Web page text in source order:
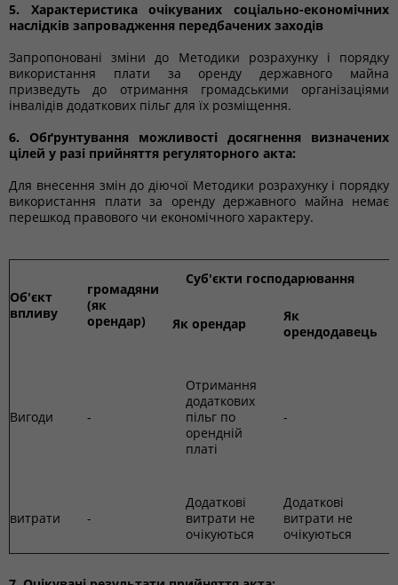
5. Характеристика очікуваних соціально-економічних
наслідків запровадження передбачених заходів
Запропоновані зміни до Методики розрахунку і порядку
використання плати за оренду державного майна
призведуть до отримання громадськими організаціями
інвалідів додаткових пільг для їх розміщення.
6. Обґрунтування можливості досягнення визначених
цілей у разі прийняття регуляторного акта:
Для внесення змін до діючої Методики розрахунку і порядку
використання плати за оренду державного майна немає
перешкод правового чи економічного характеру.
Об'єкт
впливу
громадяни
(як
орендар)
Суб'єкти господарювання
Як орендар
Як
орендодавець
Вигоди -
Отримання
додаткових
пільг по
орендній
платі
-
витрати -
Додаткові
витрати не
очікуються
Додаткові
витрати не
очікуються